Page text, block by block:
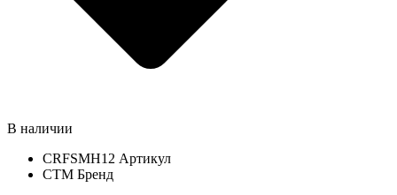
В наличии
CRFSMH12 Артикул
СТМ Бренд